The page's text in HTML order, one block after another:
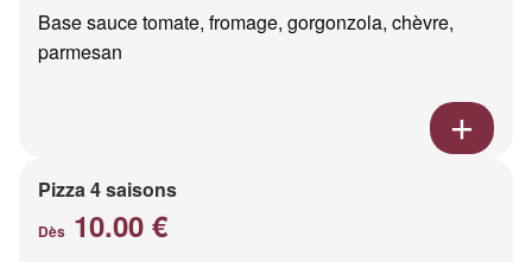
Base sauce tomate, fromage, gorgonzola, chèvre,
parmesan
Pizza 4 saisons
Dès 10.00 €